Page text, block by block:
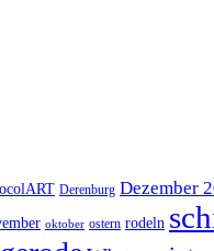
Derenburg Dezember
oktober ostern rodeln